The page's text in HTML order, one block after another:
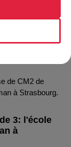
de CM2 de
à Strasbourg.
3: l'école
à